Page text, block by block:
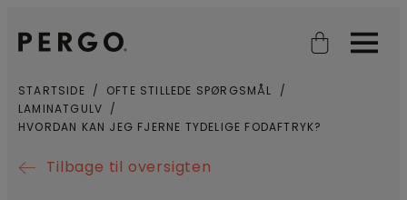
Open searchOpen
STARTSIDE
OFTE STILLEDE SPØRGSMÅL
LAMINATGULV
HVORDAN KAN JEG FJERNE TYDELIGE FODAFTRYK?
Tilbage til oversigten